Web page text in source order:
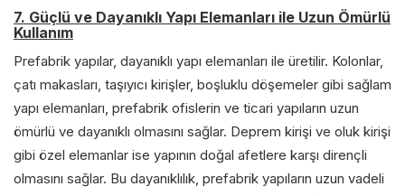
7. Güçlü ve Dayanıklı Yapı Elemanları ile Uzun Ömürlü
Kullanım
Prefabrik yapılar, dayanıklı yapı elemanları ile üretilir. Kolonlar,
çatı makasları, taşıyıcı kirişler, boşluklu döşemeler gibi sağlam
yapı elemanları, prefabrik ofislerin ve ticari yapıların uzun
ömürlü ve dayanıklı olmasını sağlar. Deprem kirişi ve oluk kirişi
gibi özel elemanlar ise yapının doğal afetlere karşı dirençli
olmasını sağlar. Bu dayanıklılık, prefabrik yapıların uzun vadeli